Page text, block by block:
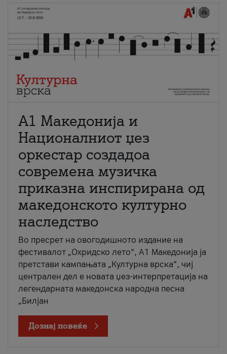
А1 Македонија и
Националниот џез
оркестар создадоа
современа музичка
приказна инспирирана од
македонското културно
наследство
Во пресрет на овогодишното издание на
фестивалот „Охридско лето“, А1 Македонија ја
претстави кампањата „Културна врска“, чиј
централен дел е новата џез-интерпретација на
легендарната македонска народна песна
„Билјан
Дознај повеќе